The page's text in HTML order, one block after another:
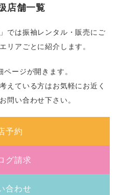
店舗一覧
では振袖レンタル・販売にご
リアごとに紹介します。
ージが開きます。
えている方はお気軽にお近く
問い合わせ下さい。
予約
グ請求
合わせ